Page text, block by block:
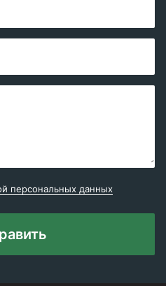
персональных данных